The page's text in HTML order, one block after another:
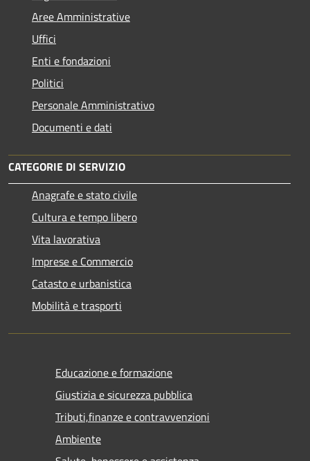
Aree Amministrative
Uffici
Enti e fondazioni
Politici
Personale Amministrativo
Documenti e dati
CATEGORIE DI SERVIZIO
Anagrafe e stato civile
Cultura e tempo libero
Vita lavorativa
Imprese e Commercio
Catasto e urbanistica
Mobilità e trasporti
Educazione e formazione
Giustizia e sicurezza pubblica
Tributi,finanze e contravvenzioni
Ambiente